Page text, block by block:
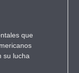
que
su lucha